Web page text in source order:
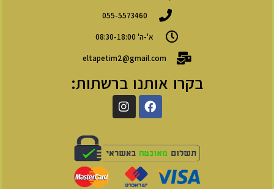
055-5573460
א'-ה' 08:30-18:00
eltapetim2@gmail.com
בקרו אותנו ברשתות: